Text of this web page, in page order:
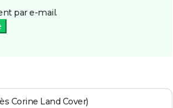
par e-mail.
Corine Land Cover)